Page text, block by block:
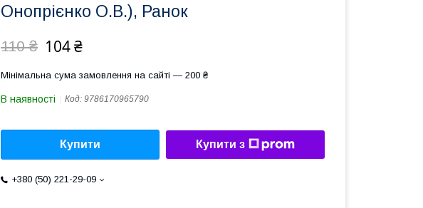
Онопрієнко О.В.), Ранок
110 ₴ 104 ₴
Мінімальна сума замовлення на сайті — 200 ₴
В наявності Код: 9786170965790
Купити Купити з
+380 (50) 221-29-09